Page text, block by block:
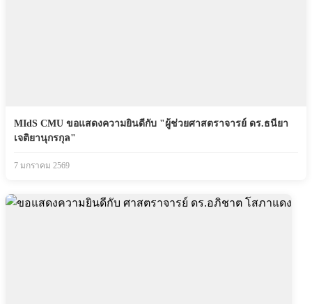
MIdS CMU ขอแสดงความยินดีกับ "ผู้ช่วยศาสตราจารย์ ดร.ธนียา
เจติยานุกรกุล"
7 มกราคม 2569